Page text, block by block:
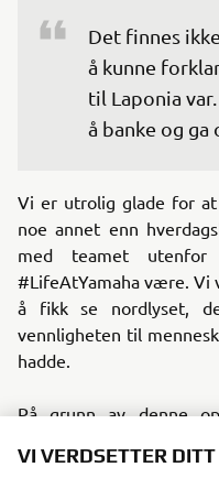
Det finnes
å kunne
til Laponia
å banke og ga
Vi er utrolig glade for
noe annet enn
med teamet utenfor
#LifeAtYamaha være. Vi
å fikk se nordlyset,
vennligheten til
hadde.
På grunn av denne
på å ha det moro
VI VERDSETTER